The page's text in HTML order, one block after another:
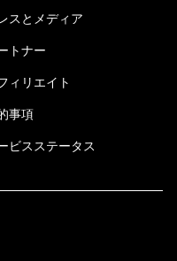
スとメディア
トナー
ィリエイト
事項
ビスステータス